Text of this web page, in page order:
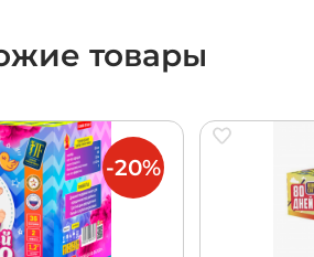
товары
-20%